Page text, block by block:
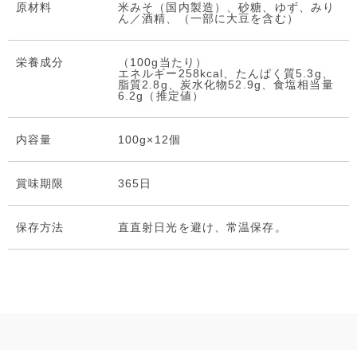
原材料
米みそ（国内製造）、砂糖、ゆず、みり
ん／酒精、（一部に大豆を含む）
栄養成分
（100g当たり）
エネルギー258kcal、たんぱく質5.3g、
脂質2.8g、炭水化物52.9g、食塩相当量
6.2g（推定値）
内容量 100g×12個
賞味期限 365日
保存⽅法 直直射日光を避け、常温保存。